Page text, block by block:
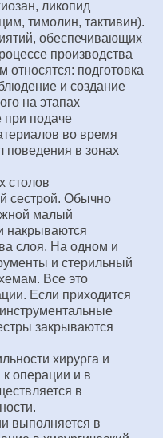
ликопид
тимолин, тактивин).
обеспечивающих
производства
относятся: подготовка
и создание
на этапах
при подаче
во время
поведения в зонах
столов
сестрой. Обычно
малый
накрываются
слоя. На одном и
и стерильный
Все это
Если приходится
закрываются
хирурга и
к операции и в
в
выполняется в